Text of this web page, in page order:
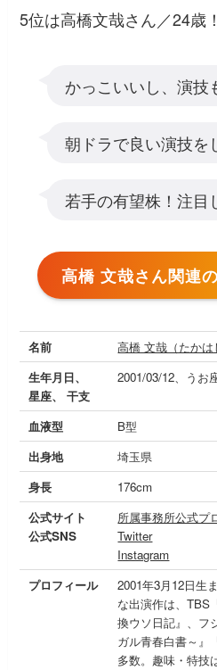
5位は高橋文哉さん／24歳！
かっこいいし、演技
朝ドラで良い演技を
若手の有望株！注目
高橋 文哉さん関連
名前
高橋 文哉（たかは
生年月日、
星座、 干支
2001/03/12、うお
血液型
B型
出身地
埼玉県
身長
176cm
公式サイト
公式SNS
所属事務所公式プ
Twitter
Instagram
プロフィール
2001年3月12日生
な出演作は、TBS
換ウソ日記』、フ
ガル青春白書～』
多数。趣味・特技